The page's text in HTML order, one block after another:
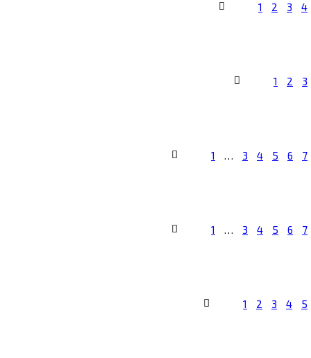
1 2 3 4
1 2 3
1 … 3 4 5 6 7
1 … 3 4 5 6 7
1 2 3 4 5